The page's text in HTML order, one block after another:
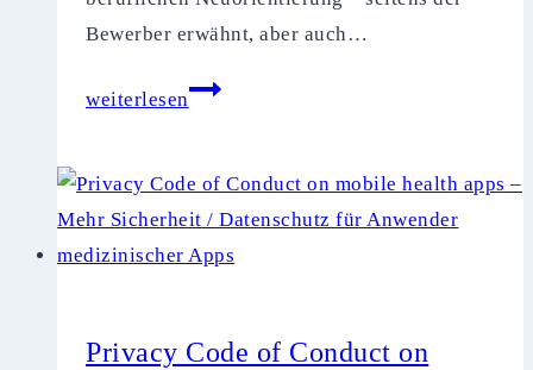
Bewerber erwähnt, aber auch…
weiterlesenDatenschutz
–
Welche
Fehler
dringend
Privacy Code of Conduct on